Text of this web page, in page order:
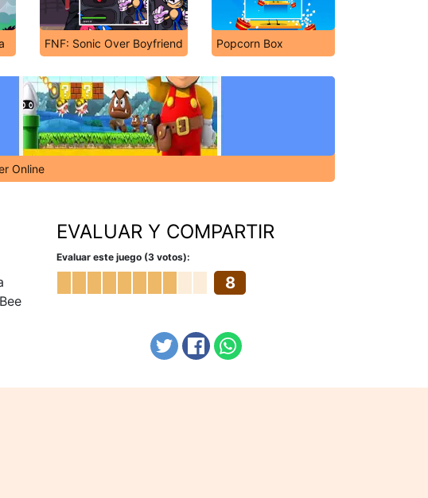
FNF: Sonic Over Boyfriend Popcorn Box
Online
EVALUAR Y COMPARTIR
Evaluar este juego (3 votos):
8